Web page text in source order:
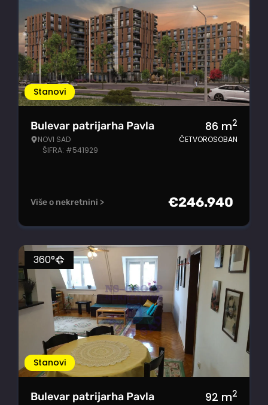
Stanovi
Bulevar patrijarha Pavla
NOVI SAD
ŠIFRA: #541929
86 m2
ČETVOROSOBAN
Više o nekretnini > €246.940
Stanovi
360°
Bulevar patrijarha Pavla 92 m2